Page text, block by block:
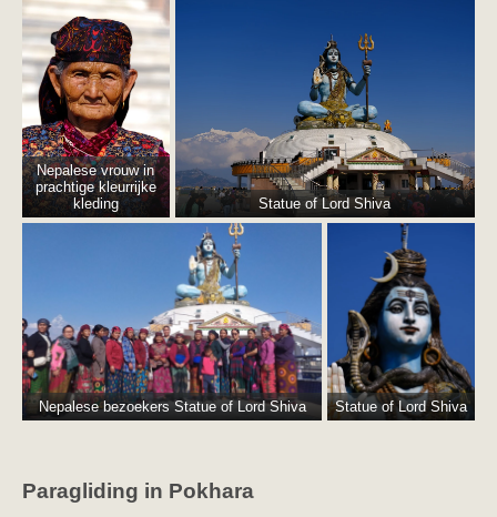
Nepalese vrouw in
prachtige kleurrijke
kleding
Statue of Lord Shiva
Nepalese bezoekers Statue of Lord Shiva Statue of Lord Shiva
Paragliding in Pokhara